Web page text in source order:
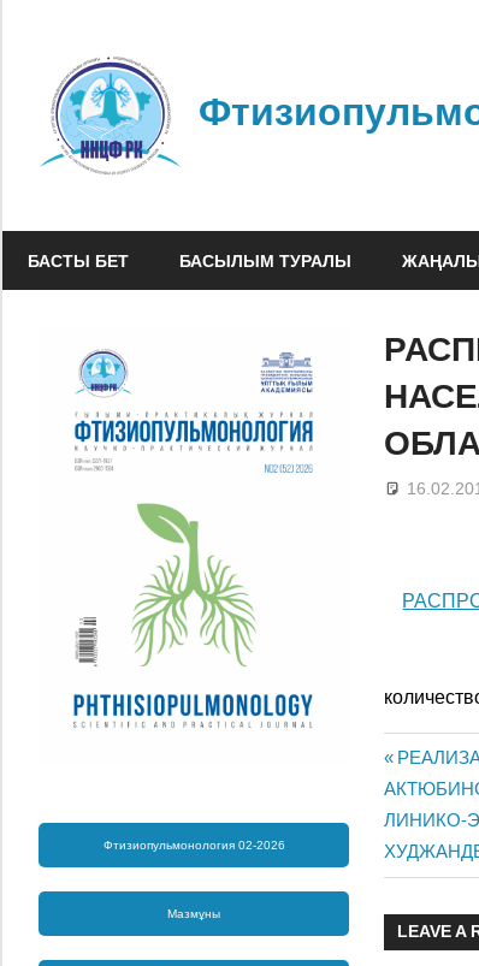
БАСТЫ БЕТ БАСЫЛЫМ ТУРАЛЫ
Previous
Post:
Next
Post:
ЛИНИКО-
LEAVE A
Фтизиопульмонология 02-2026
Мазмұны